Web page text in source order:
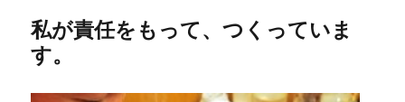
私が責任をもって、つくっていま
す。